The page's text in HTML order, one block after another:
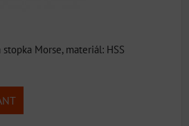
Morse, materiál: HSS